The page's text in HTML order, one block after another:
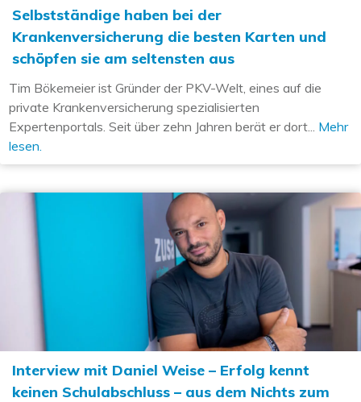
Selbstständige haben bei der
Krankenversicherung die besten Karten und
schöpfen sie am seltensten aus
Tim Bökemeier ist Gründer der PKV-Welt, eines auf die
private Krankenversicherung spezialisierten
Expertenportals. Seit über zehn Jahren berät er dort... Mehr
lesen.
Interview mit Daniel Weise – Erfolg kennt
keinen Schulabschluss – aus dem Nichts zum